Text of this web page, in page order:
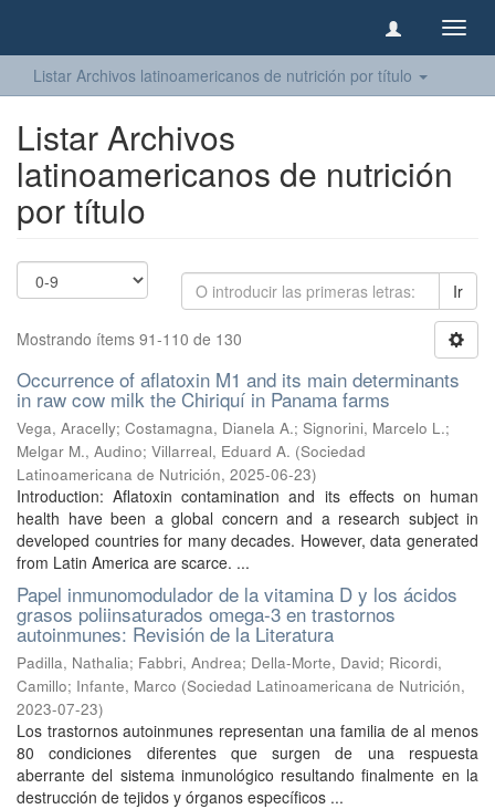
Listar Archivos latinoamericanos de nutrición por título
Listar Archivos
latinoamericanos de nutrición
por título
Ir
Mostrando ítems 91-110 de 130
Occurrence of aflatoxin M1 and its main determinants
in raw cow milk the Chiriquí in Panama farms
Vega, Aracelly; Costamagna, Dianela A.; Signorini, Marcelo L.;
Melgar M., Audino; Villarreal, Eduard A. (Sociedad
Latinoamericana de Nutrición, 2025-06-23)
Introduction: Aflatoxin contamination and its effects on human
health have been a global concern and a research subject in
developed countries for many decades. However, data generated
from Latin America are scarce. ...
Papel inmunomodulador de la vitamina D y los ácidos
grasos poliinsaturados omega-3 en trastornos
autoinmunes: Revisión de la Literatura
Padilla, Nathalia; Fabbri, Andrea; Della-Morte, David; Ricordi,
Camillo; Infante, Marco (Sociedad Latinoamericana de Nutrición,
2023-07-23)
Los trastornos autoinmunes representan una familia de al menos
80 condiciones diferentes que surgen de una respuesta
aberrante del sistema inmunológico resultando finalmente en la
destrucción de tejidos y órganos específicos ...